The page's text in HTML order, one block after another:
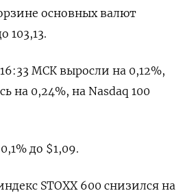
основных валют
103,13​.
МСК выросли на 0,12%,
на 0,24%, на Nasdaq 100
до $1,09​.
STOXX 600 снизился на